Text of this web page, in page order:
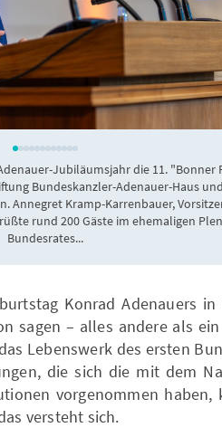
Jubiläumsjahr die 11. "Bonner
Bundeskanzler-Adenauer-Haus
Annegret Kramp-Karrenbauer,
rund 200 Gäste im ehemaligen
Bundesrates...
Konrad Adenauers
sagen – alles andere als
Lebenswerk des ersten
die sich die mit dem
vorgenommen haben,
versteht sich.